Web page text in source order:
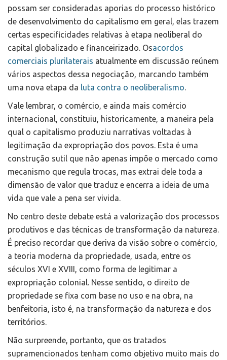
possam ser consideradas aporias do processo histórico
de desenvolvimento do capitalismo em geral, elas trazem
certas especificidades relativas à etapa neoliberal do
capital globalizado e financeirizado. Osacordos
comerciais plurilaterais atualmente em discussão reúnem
vários aspectos dessa negociação, marcando também
uma nova etapa da luta contra o neoliberalismo.
Vale lembrar, o comércio, e ainda mais comércio
internacional, constituiu, historicamente, a maneira pela
qual o capitalismo produziu narrativas voltadas à
legitimação da expropriação dos povos. Esta é uma
construção sutil que não apenas impõe o mercado como
mecanismo que regula trocas, mas extrai dele toda a
dimensão de valor que traduz e encerra a ideia de uma
vida que vale a pena ser vivida.
No centro deste debate está a valorização dos processos
produtivos e das técnicas de transformação da natureza.
É preciso recordar que deriva da visão sobre o comércio,
a teoria moderna da propriedade, usada, entre os
séculos XVI e XVIII, como forma de legitimar a
expropriação colonial. Nesse sentido, o direito de
propriedade se fixa com base no uso e na obra, na
benfeitoria, isto é, na transformação da natureza e dos
territórios.
Não surpreende, portanto, que os tratados
supramencionados tenham como objetivo muito mais do